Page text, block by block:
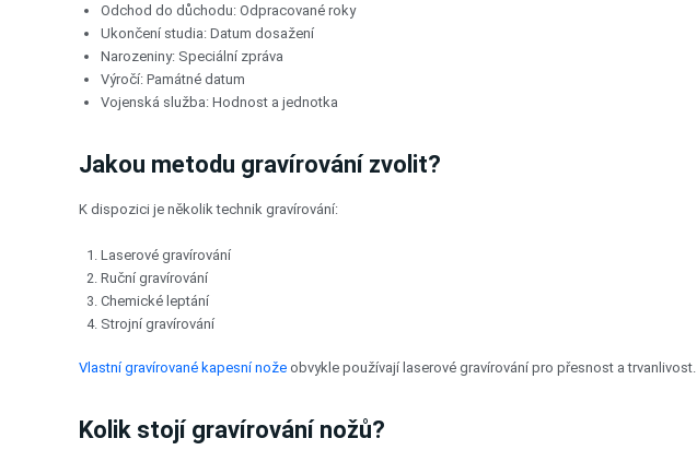
Odchod do důchodu: Odpracované roky
Ukončení studia: Datum dosažení
Narozeniny: Speciální zpráva
Výročí: Památné datum
Vojenská služba: Hodnost a jednotka
Jakou metodu gravírování zvolit?
K dispozici je několik technik gravírování:
Laserové gravírování
Ruční gravírování
Chemické leptání
Strojní gravírování
Vlastní gravírované kapesní nože obvykle používají laserové gravírování pro přesnost a trvanlivost.
Kolik stojí gravírování nožů?